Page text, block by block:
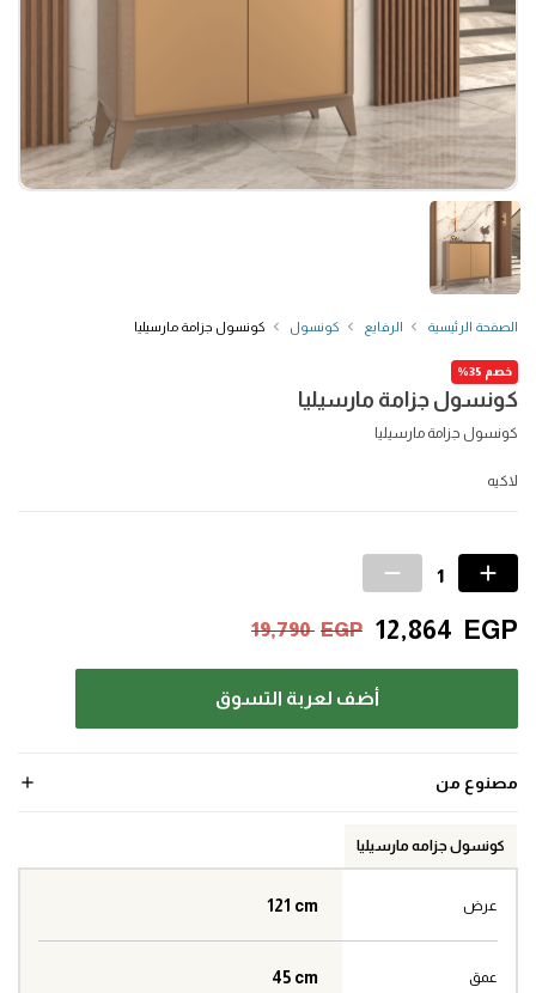
الصفحة الرئيسية الرفايع كونسول كونسول جزامة مارسيليا
كونسول جزامة مارسيليا
خصم 35%
كونسول جزامة مارسيليا
لاكيه
19,790 EGP 12,864 EGP
أضف لعربة التسوق
مصنوع من
كونسول جزامه مارسيليا
عرض 121 cm
عمق 45 cm